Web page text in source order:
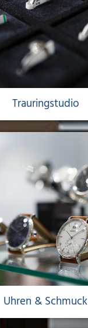
Trauringstudio
Uhren & Schmuck